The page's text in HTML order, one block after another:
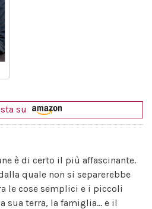
su
è di certo il più affascinante.
quale non si separerebbe
le cose semplici e i piccoli
sua terra, la famiglia... e il